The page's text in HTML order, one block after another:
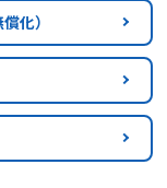
償化）